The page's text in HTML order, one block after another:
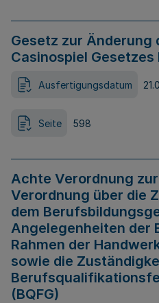
Gesetz zur Änderung
Casinospiel Gesetzes
Ausfertigungsdatum
Seite 598
Achte Verordnung
Verordnung über die
dem
Angelegenheiten der
Rahmen der
sowie die
(BQFG)